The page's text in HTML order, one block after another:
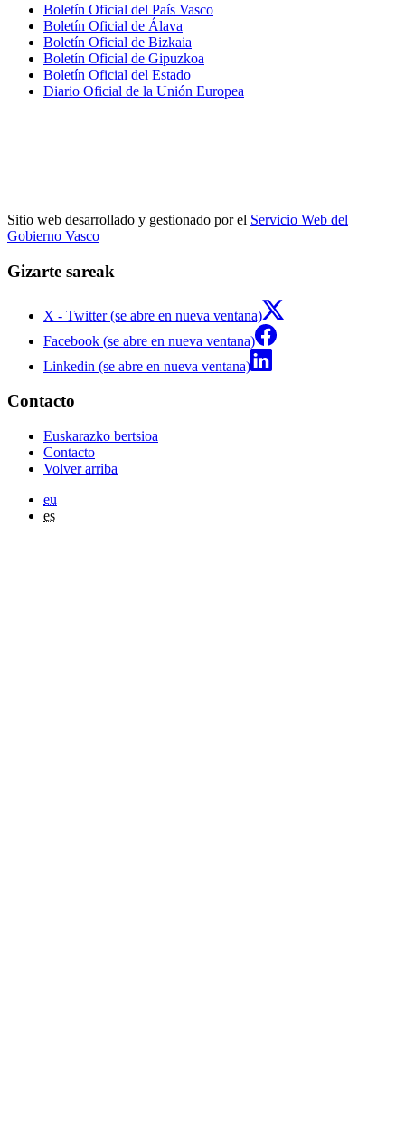
Boletín Oficial del País Vasco
Boletín Oficial de Álava
Boletín Oficial de Bizkaia
Boletín Oficial de Gipuzkoa
Boletín Oficial del Estado
Diario Oficial de la Unión Europea
Sitio web desarrollado y gestionado por el Servicio Web del
Gobierno Vasco
Gizarte sareak
X - Twitter (se abre en nueva ventana)
Facebook (se abre en nueva ventana)
Linkedin (se abre en nueva ventana)
Contacto
Euskarazko bertsioa
Contacto
Volver arriba
eu
es